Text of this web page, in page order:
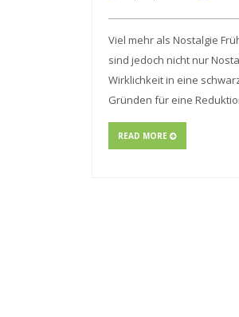
Viel mehr als Nostalgie
sind jedoch nicht nur
Wirklichkeit in eine
Gründen für eine
READ MORE